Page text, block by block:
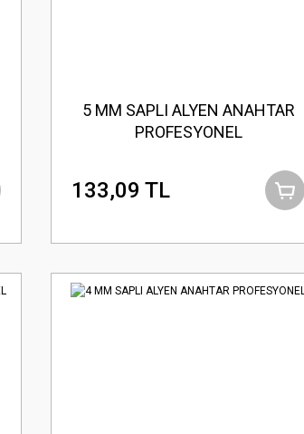
5 MM SAPLI ALYEN ANAHTAR
PROFESYONEL
133,09 TL